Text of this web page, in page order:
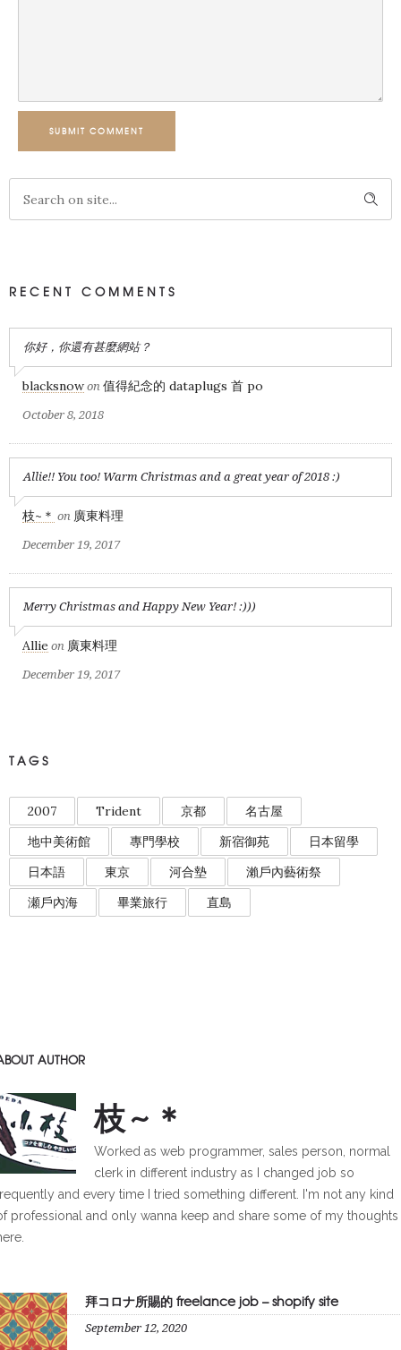
SUBMIT COMMENT
RECENT COMMENTS
你好，你還有甚麼網站？
blacksnow on 值得紀念的 dataplugs 首 po
October 8, 2018
Allie!! You too! Warm Christmas and a great year of 2018 :)
枝~＊ on 廣東料理
December 19, 2017
Merry Christmas and Happy New Year! :)))
Allie on 廣東料理
December 19, 2017
TAGS
2007 Trident 京都
名古屋
地中美術館
專門學校 新宿御苑
日本留學
日本語
東京 河合墊
瀨戶內藝術祭
瀬戶內海
畢業旅行 直島
AUTHOR
枝~＊
Worked as web programmer, sales person, normal
clerk in different industry as I changed job so
and every time I tried something different. I'm not any kind
professional and only wanna keep and share some of my thoughts
拜コロナ所賜的 freelance job – shopify site
September 12, 2020